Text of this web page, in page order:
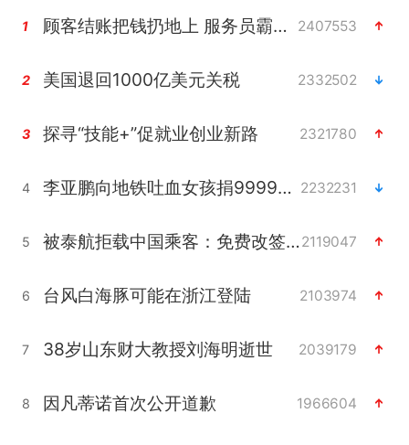
1 顾客结账把钱扔地上 服务员霸气扔回 2407553
2 美国退回1000亿美元关税 2332502
3 探寻“技能+”促就业创业新路 2321780
4 李亚鹏向地铁吐血女孩捐99999元 2232231
5 被泰航拒载中国乘客：免费改签没兑现2119047
6 台风白海豚可能在浙江登陆 2103974
7 38岁山东财大教授刘海明逝世 2039179
8 因凡蒂诺首次公开道歉 1966604